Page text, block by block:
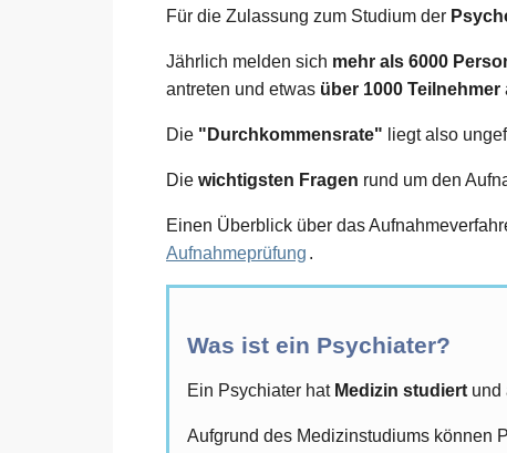
Für die Zulassung zum Studium der
Jährlich melden sich mehr als 6000
antreten und etwas über 1000 Teilnehmer
Die "Durchkommensrate" liegt also
Die wichtigsten Fragen rund um den
Einen Überblick über das
Aufnahmeprüfung .
Was ist ein Psychiater?
Ein Psychiater hat Medizin studiertund
Aufgrund des Medizinstudiums können